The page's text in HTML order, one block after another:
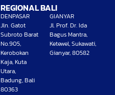
REGIONAL BALI
DENPASAR
Jln. Gatot
Subroto Barat
No.905,
Kerobokan
Kaja, Kuta
Utara,
Badung, Bali
80363
GIANYAR
Jl. Prof. Dr. Ida
Bagus Mantra,
Ketewel, Sukawati,
Gianyar, 80582